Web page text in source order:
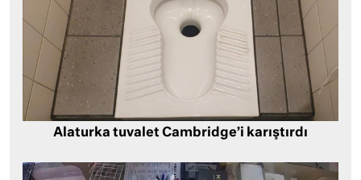
Alaturka tuvalet Cambridge’i karıştırdı